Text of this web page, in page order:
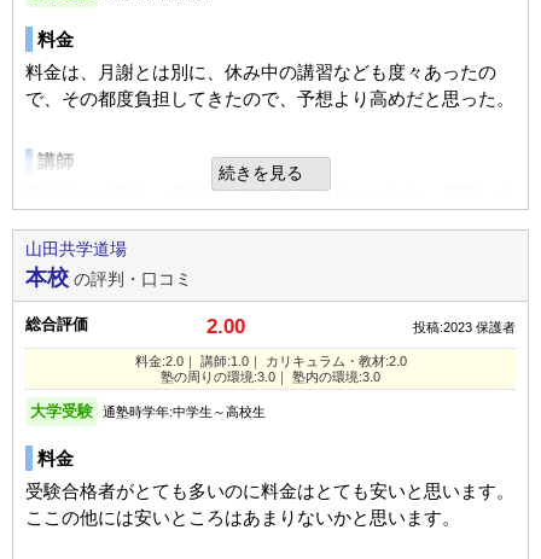
料金
料金は、月謝とは別に、休み中の講習なども度々あったの
で、その都度負担してきたので、予想より高めだと思った。
講師
塾以外にの時も、自習室を使わせていただいたり、質問しや
学校でも、質問はよくしに行っていたようだが、わかりにく
かったときなどは、塾の先生にも聞くなど、説明の違いで理
解できたりしていたようだ。
カリキュラム
夏期講習の時など、独自の資料を用意してくれていました。
塾でシュクダイを出すわけではなかったのですが、本人もよ
く理解できているようだった。
塾の周りの環境
続きを見る
山田共学道場
本校 の評判・口コミ
総合評価 2.00 投稿:2023 保護者
料金:2.0｜ 講師:1.0｜ カリキュラム・教材:2.0
塾の周りの環境:3.0｜ 塾内の環境:3.0
大学受験 通塾時学年:中学生～高校生
料金
受験合格者がとても多いのに料金はとても安いと思います。
ここの他には安いところはあまりないかと思います。